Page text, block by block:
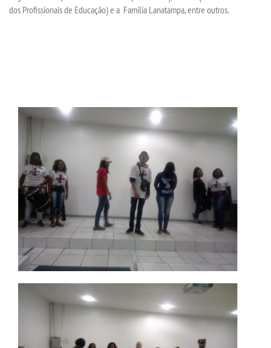
REVISTAS ELETRÔNICAS
REGULAMENTOS
REGIMENTOS
RELATÓRIOS
CPA
PPC
PLANOS
dos Profissionais de Educação) e a Família Lanatampa, entre outros.